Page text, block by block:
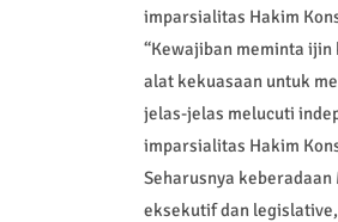
imparsialitas Hakim
“Kewajiban meminta ijin
alat kekuasaan untuk
jelas-jelas melucuti
imparsialitas Hakim
Seharusnya
eksekutif dan